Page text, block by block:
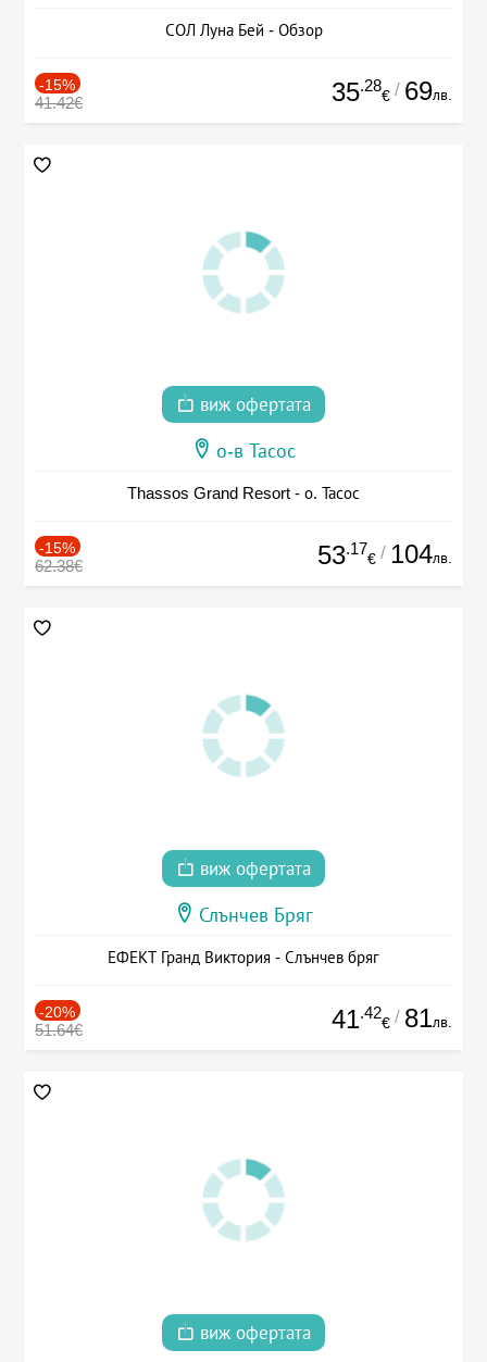
СОЛ Луна Бей - Обзор
-15%
41.42€ 35.28
€ / 69лв.
виж офертата
о-в Тасос
Thassos Grand Resort - о. Тасос
-15%
62.38€ 53.17
€ / 104лв.
виж офертата
Слънчев Бряг
ЕФЕКТ Гранд Виктория - Слънчев бряг
-20%
51.64€ 41.42
€ / 81лв.
виж офертата